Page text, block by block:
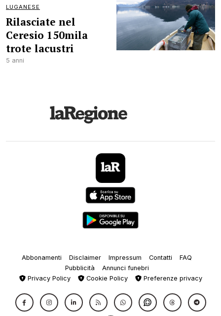
LUGANESE
Rilasciate nel
Ceresio 150mila
trote lacustri
5 anni
Abbonamenti Disclaimer Impressum Contatti
FAQ
Pubblicità
Annunci funebri
Privacy Policy
Cookie Policy Preferenze privacy